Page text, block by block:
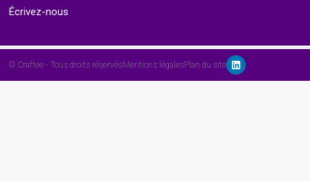
Écrivez-nous
© Craftee - Tous droits réservésMentions légalesPlan du site